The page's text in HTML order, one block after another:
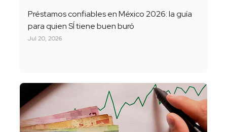
Préstamos confiables en México 2026: la guía
para quien SÍ tiene buen buró
Jul 20, 2026